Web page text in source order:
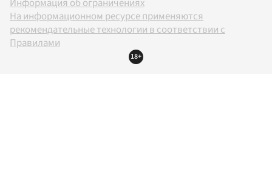
Информация об ограничениях
На информационном ресурсе применяются
рекомендательные технологии в соответствии с
Правилами
18+